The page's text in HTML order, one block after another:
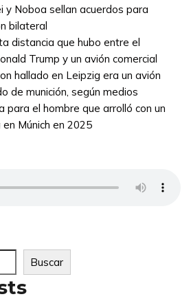
y Noboa sellan acuerdos para
bilateral
distancia que hubo entre el
Trump y un avión comercial
hallado en Leipzig era un avión
de munición, según medios
para el hombre que arrolló con un
Múnich en 2025
Buscar